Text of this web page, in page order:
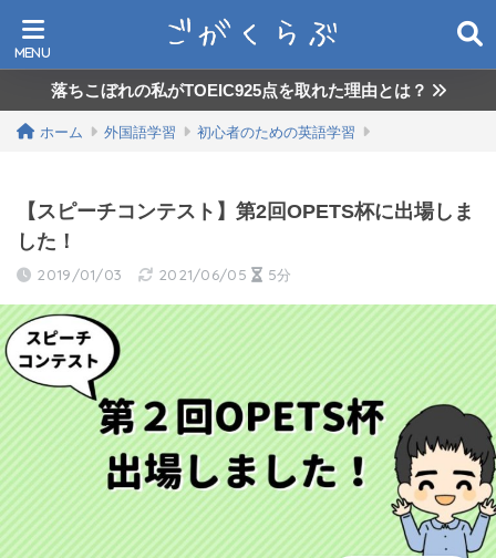
落ちこぼれの私がTOEIC925点を取れた理由とは？
ホーム 外国語学習 初心者のための英語学習
【スピーチコンテスト】第2回OPETS杯に出場しま
した！
2019/01/03 2021/06/05 5分